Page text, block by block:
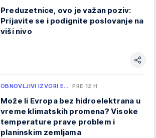
Preduzetnice, ovo je važan poziv:
Prijavite se i podignite poslovanje na
viši nivo
OBNOVLJIVI IZVORI E… PRE 12 H
Može li Evropa bez hidroelektrana u
vreme klimatskih promena? Visoke
temperature prave problem i
planinskim zemljama